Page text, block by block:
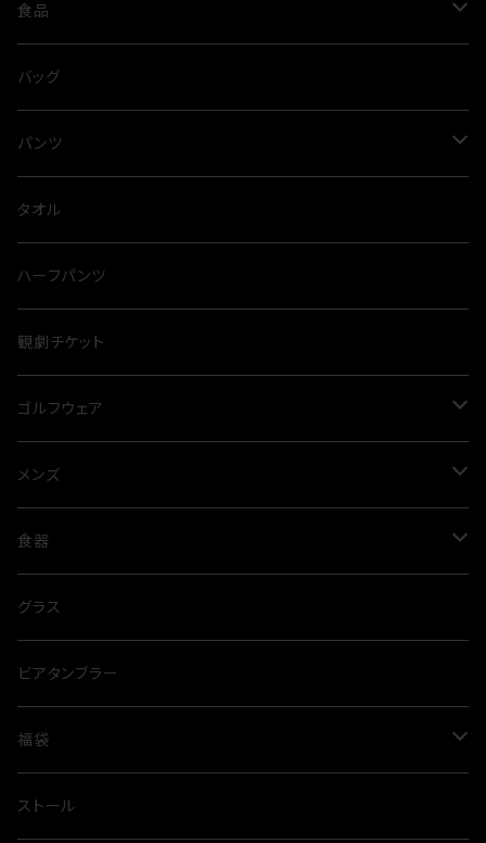
オールシーズン
スカート
ブラウス
タンクトップ
サロペット
カットソー
カーディガン
プルオーバー
ニット
コート
トレーナー
ジャケット
ベスト
パーカー
アルガンオイル
シルバー
ネックレス
タイニーピン
食品
スパイス
出汁
とらふぐ
カレー
麺類
バッグ
パンツ
スウェット
裏毛
オールシーズン
タオル
ハーフパンツ
観劇チケット
ゴルフウェア
メンズ
レディース
メンズ
トップス
Tシャツ
ポロシャツ
パンツ
スウェットパンツ
ハーフパンツ
食器
グラス
タンブラー
グラス
ビアタンブラー
福袋
夏
ストール